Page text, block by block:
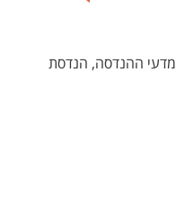
מדעי ההנדסה, הנדסת